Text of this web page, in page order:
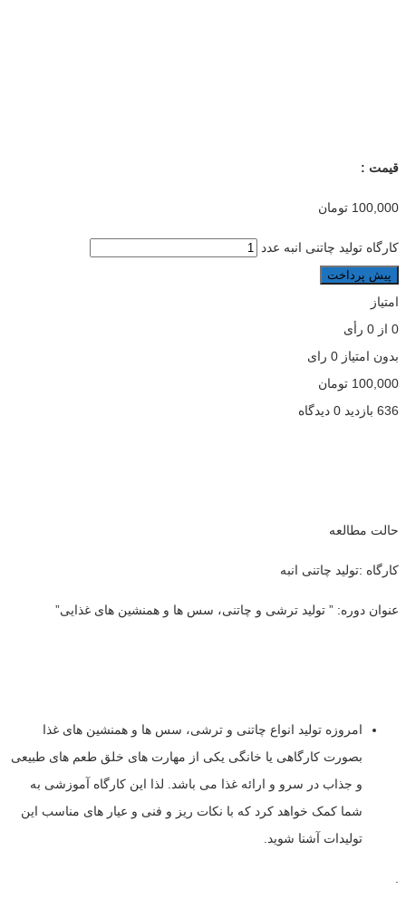
قیمت :
100,000 تومان
کارگاه تولید چاتنی انبه عدد
پیش پرداخت
امتیاز
0 از 0 رأی
بدون امتیاز 0 رای
100,000 تومان
636 بازدید
حالت مطالعه
کارگاه :تولید چاتنی انبه
عنوان دوره: ” تولید ترشی و چاتنی، سس ها و همنشین های غذایی”
امروزه تولید انواع چاتنی و ترشی، سس ها و همنشین های غذا
بصورت کارگاهی یا خانگی یکی از مهارت های خلق طعم های طبیعی
و جذاب در سرو و ارائه غذا می باشد. لذا این کارگاه آموزشی به
شما کمک خواهد کرد که با نکات ریز و فنی و عیار های مناسب این
تولیدات آشنا شوید.
.